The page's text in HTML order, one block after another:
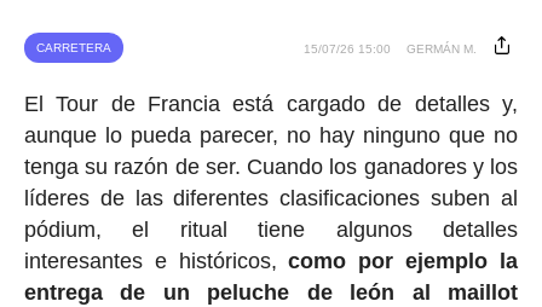
CARRETERA 15/07/26 15:00 GERMÁN M.
El Tour de Francia está cargado de detalles y,
aunque lo pueda parecer, no hay ninguno que no
tenga su razón de ser. Cuando los ganadores y los
líderes de las diferentes clasificaciones suben al
pódium, el ritual tiene algunos detalles
interesantes e históricos,como por ejemplo la
entrega de un peluche de león al maillot